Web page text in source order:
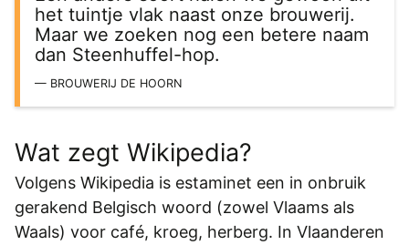
het tuintje vlak naast onze brouwerij.
Maar we zoeken nog een betere naam
dan Steenhuffel-hop.
BROUWERIJ DE HOORN
Wat zegt Wikipedia?
Volgens Wikipedia is estaminet een in onbruik
gerakend Belgisch woord (zowel Vlaams als
Waals) voor café, kroeg, herberg. In Vlaanderen